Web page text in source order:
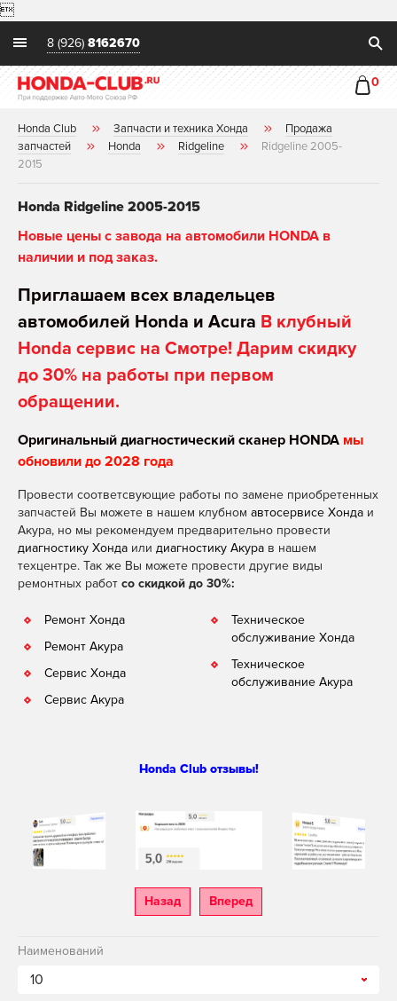

8 (926) 8162670
0
Honda Club Запчасти и техника Хонда
Продажа
запчастей
Honda Ridgeline
Ridgeline 2005-
2015
Honda Ridgeline 2005-2015
Новые цены с завода на автомобили HONDA в
наличии и под заказ.
Приглашаем всех владельцев
автомобилей Honda и Acura В клубный
Honda сервис на Смотре! Дарим скидку
до 30% на работы при первом
обращении.
Оригинальный диагностический сканер HONDA мы
обновили до 2028 года
Провести соответсвующие работы по замене приобретенных
запчастей Вы можете в нашем клубном автосервисе Хонда и
Акура, но мы рекомендуем предварительно провести
диагностику Хонда или диагностику Акура в нашем
техцентре. Так же Вы можете провести другие виды
ремонтных работ со скидкой до 30%:
Ремонт Хонда
Ремонт Акура
Сервис Хонда
Сервис Акура
Техническое
обслуживание Хонда
Техническое
обслуживание Акура
Honda Club отзывы!
Назад Вперед
Наименований
10